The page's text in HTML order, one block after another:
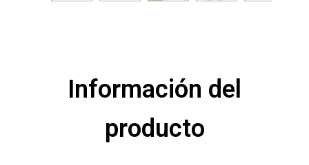
Información del
producto